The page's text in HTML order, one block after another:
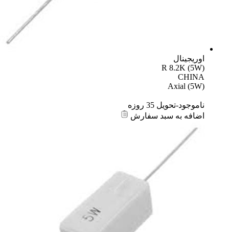
اوریجینال
R 8.2K (5W)
CHINA
Axial (5W)
ناموجود-تحویل 35 روزه
اضافه به سبد سفارش